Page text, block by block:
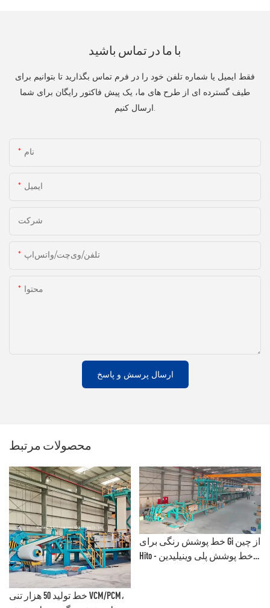
با ما در تماس باشید
فقط ایمیل یا شماره تلفن خود را در فرم تماس بگذارید تا بتوانیم برای
طیف گسترده ای از طرح های ما، یک پیش فاکتور رایگان برای شما
ارسال کنیم.
نام
ایمیل
شرکت
تلفن/وی‌چت/واتس‌اپ
محتوا
ارسال پرسش و پاسخ
محصولات مرتبط
خط تولید 50 هزار تنی VCM/PCM،
خط پوشش رنگی برای Gi از چین
Hito - خط پوشش پلی وینیلیدین